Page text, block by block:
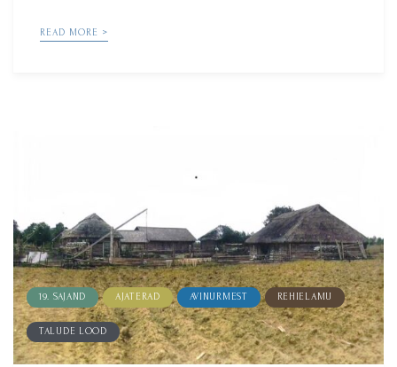
READ MORE >
19. SAJAND AJATERAD AVINURMEST REHIELAMU
TALUDE LOOD